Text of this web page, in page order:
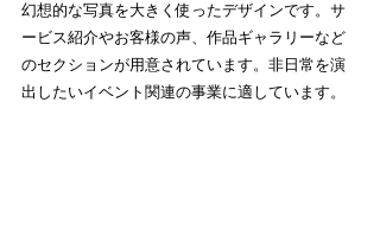
幻想的な写真を大きく使ったデザインです。サ
ービス紹介やお客様の声、作品ギャラリーなど
のセクションが用意されています。非日常を演
出したいイベント関連の事業に適しています。